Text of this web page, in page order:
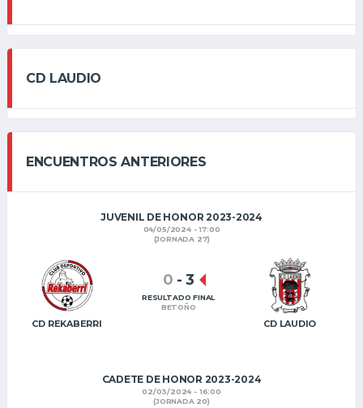
CD LAUDIO
ENCUENTROS ANTERIORES
JUVENIL DE HONOR 2023-2024
04/05/2024 - 17:00
(JORNADA 27)
CD REKABERRI CD LAUDIO
0 - 3
RESULTADO FINAL
BETOÑO
CADETE DE HONOR 2023-2024
02/03/2024 - 16:00
(JORNADA 20)